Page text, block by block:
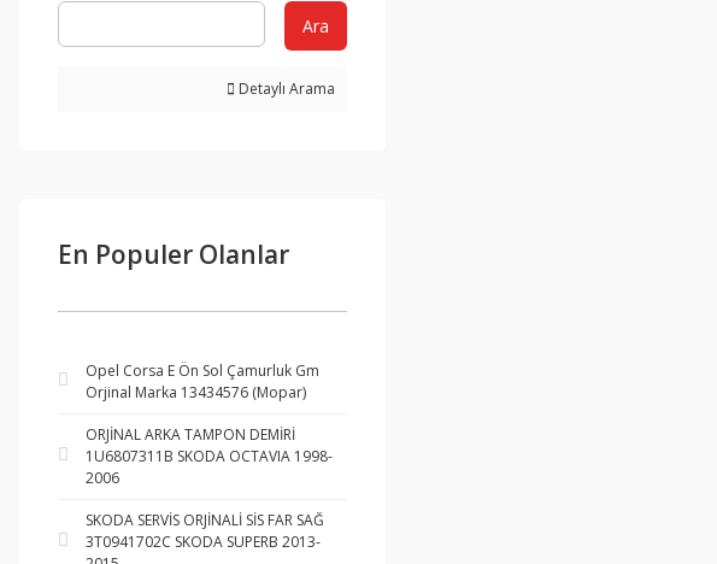
Ara
Detaylı Arama
En Populer Olanlar
Opel Corsa E Ön Sol Çamurluk Gm
Orjinal Marka 13434576 (Mopar)
ORJİNAL ARKA TAMPON DEMİRİ
1U6807311B SKODA OCTAVIA 1998-
2006
SKODA SERVİS ORJİNALİ SİS FAR SAĞ
3T0941702C SKODA SUPERB 2013-